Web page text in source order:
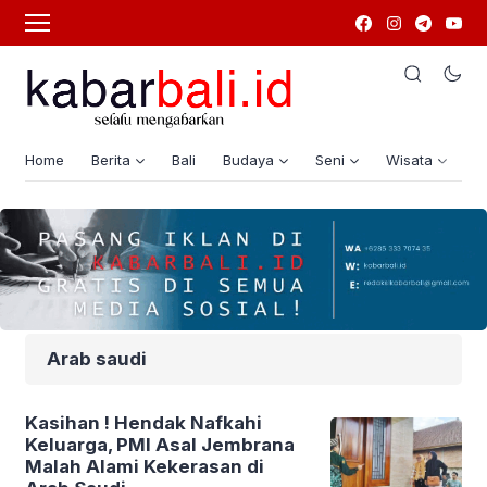
Home Berita Bali Budaya Seni Wisata
Arab saudi
Kasihan ! Hendak Nafkahi
Keluarga, PMI Asal Jembrana
Malah Alami Kekerasan di